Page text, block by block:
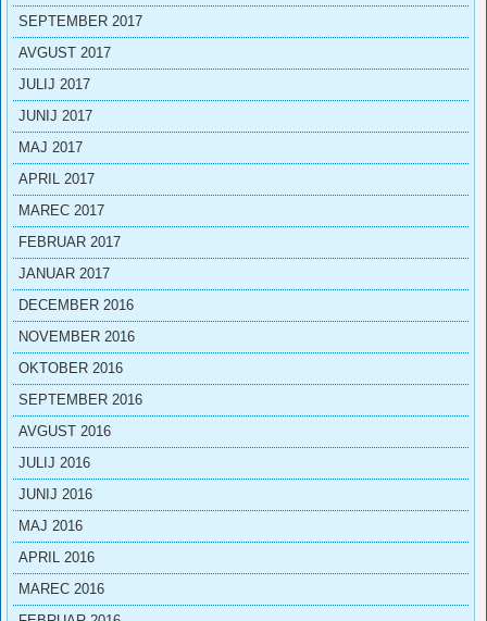
SEPTEMBER 2017
AVGUST 2017
JULIJ 2017
JUNIJ 2017
MAJ 2017
APRIL 2017
MAREC 2017
FEBRUAR 2017
JANUAR 2017
DECEMBER 2016
NOVEMBER 2016
OKTOBER 2016
SEPTEMBER 2016
AVGUST 2016
JULIJ 2016
JUNIJ 2016
MAJ 2016
APRIL 2016
MAREC 2016